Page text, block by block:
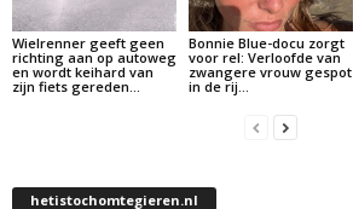
Wielrenner geeft geen
richting aan op autoweg
en wordt keihard van
zijn fiets gereden…
Bonnie Blue-docu zorgt
voor rel: Verloofde van
zwangere vrouw gespot
in de rij…
hetistochomtegieren.nl